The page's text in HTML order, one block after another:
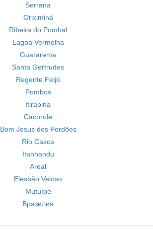
Serrana
Oriximiná
Ribeira do Pombal
Lagoa Vermelha
Guararema
Santa Gertrudes
Regente Feijó
Pombos
Itirapina
Caconde
Bom Jesus dos Perdões
Rio Casca
Itanhandu
Areal
Elesbão Veloso
Mutuípe
Бразилия